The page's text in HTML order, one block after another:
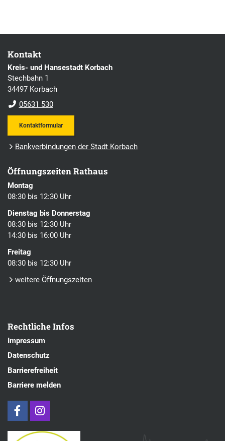
Kontakt
Kreis- und Hansestadt Korbach
Stechbahn 1
34497 Korbach
05631 530
Kontaktformular
Bankverbindungen der Stadt Korbach
Öffnungszeiten Rathaus
Montag
08:30 bis 12:30 Uhr
Dienstag bis Donnerstag
08:30 bis 12:30 Uhr
14:30 bis 16:00 Uhr
Freitag
08:30 bis 12:30 Uhr
weitere Öffnungszeiten
Rechtliche Infos
Impressum
Datenschutz
Barrierefreiheit
Barriere melden